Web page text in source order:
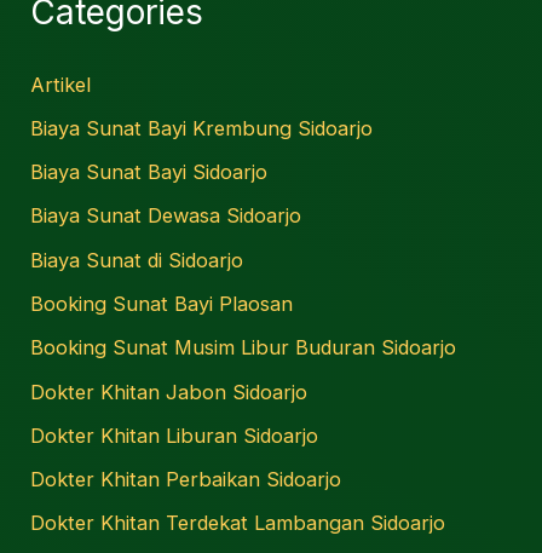
Categories
Artikel
Biaya Sunat Bayi Krembung Sidoarjo
Biaya Sunat Bayi Sidoarjo
Biaya Sunat Dewasa Sidoarjo
Biaya Sunat di Sidoarjo
Booking Sunat Bayi Plaosan
Booking Sunat Musim Libur Buduran Sidoarjo
Dokter Khitan Jabon Sidoarjo
Dokter Khitan Liburan Sidoarjo
Dokter Khitan Perbaikan Sidoarjo
Dokter Khitan Terdekat Lambangan Sidoarjo